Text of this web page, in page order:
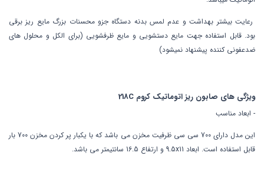
رعایت بیشتر بهداشت و عدم لمس بدنه دستگاه جزو محسنات بزرگ مایع ریز برقی
بود. قابل استفاده جهت مایع دستشویی و مایع ظرفشویی (برای الکل و محلول های
ضدعفونی کننده پیشنهاد نمیشود)
ویژگی های صابون ریز اتوماتیک کروم 218C
- ابعاد مناسب
این مدل دارای 700 سی سی ظرفیت مخزن می باشد که با یکبار پر کردن مخزن 700 بار
قابل استفاده است. ابعاد 9.5x11 و ارتفاع 16.5 سانتیمتر می باشد.